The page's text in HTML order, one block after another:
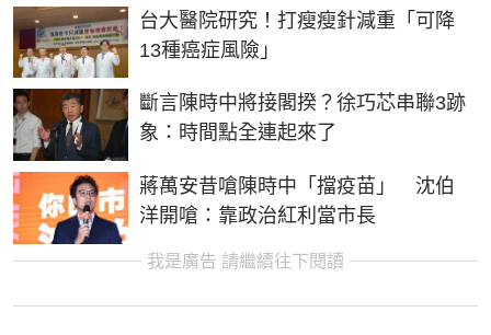
台大醫院研究！打瘦瘦針減重「可降
13種癌症風險」
斷言陳時中將接閣揆？徐巧芯串聯3跡
象：時間點全連起來了
蔣萬安昔嗆陳時中「擋疫苗」 沈伯
洋開嗆：靠政治紅利當市長
我是廣告 請繼續往下閱讀